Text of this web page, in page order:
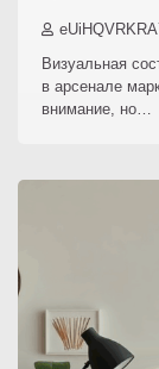
Визуальная
в арсенале
внимание, но…